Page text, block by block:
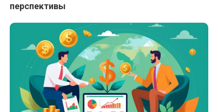
перспективы